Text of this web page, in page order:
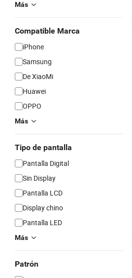
Más
Compatible Marca
iPhone
Samsung
De XiaoMi
Huawei
OPPO
Más
Tipo de pantalla
Pantalla Digital
Sin Display
Pantalla LCD
Display chino
Pantalla LED
Más
Patrón